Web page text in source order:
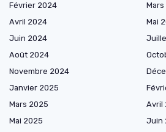
Février 2024
Avril 2024
Mai
Juin 2024
Août 2024
Novembre 2024
Janvier 2025
Mars 2025
Avril
Mai 2025
Juin